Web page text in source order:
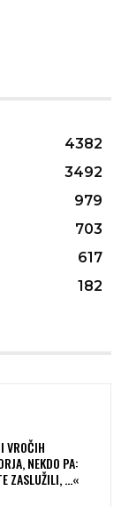
4382
3492
979
703
617
182
VROČIH
NEKDO PA:
ZASLUŽILI, …«